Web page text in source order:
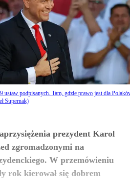
ustaw podpisanych. Tam, gdzie prawo jest dla
Supernak)
prezydent Karol
zgromadzonymi na
W przemówieniu
rok kierował się dobrem